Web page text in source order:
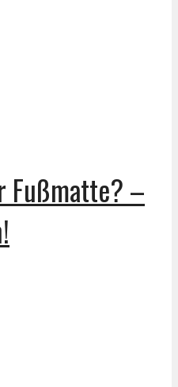
Fußmatte? –